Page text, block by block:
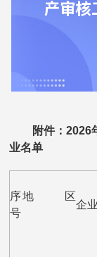
附件：2026
业名单
序
号
地区
企